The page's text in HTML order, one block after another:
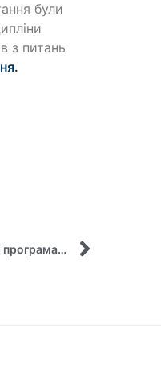
були
з питань
Перемога у конкурсі наукових робіт з «Управління проектами і програмами»